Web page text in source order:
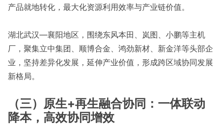
产品就地转化，最大化资源利用效率与产业链价值。
湖北武汉—襄阳地区，围绕东风本田、岚图、小鹏等主机
厂，聚集立中集团、顺博合金、鸿劲新材、新金洋等头部企
业，坚持差异化发展，延伸产业价值，形成跨区域协同发展
新格局。
（三）原生+再生融合协同：一体联动
降本，高效协同增效